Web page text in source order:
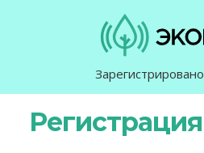
Зарегистрировано
Регистрация